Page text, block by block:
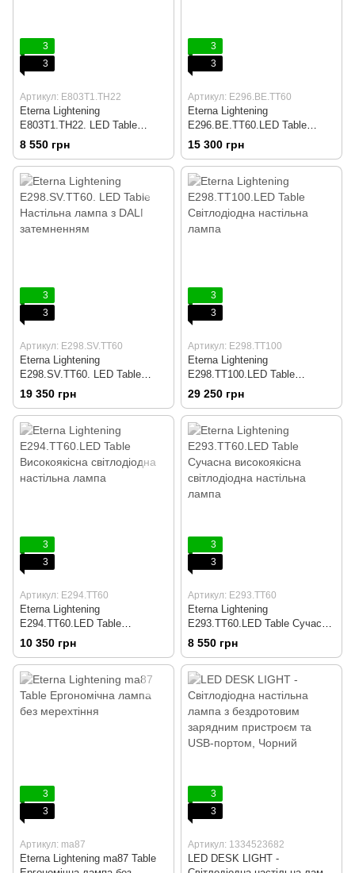
3
3
Артикул: E803T1.TH22
Eterna Lightening
E803T1.TH22. LED Table
Сучасна світлодіодна лампа
8 550 грн
3
3
Артикул: E296.BE.TT60
Eterna Lightening
E296.BE.TT60.LED Table
Настільна світодіодна лампа
15 300 грн
3
3
Артикул: E298.SV.TT60
Eterna Lightening
E298.SV.TT60. LED Table
Настільна лампа з DALI
затемненням
19 350 грн
3
3
Артикул: E298.TT100
Eterna Lightening
E298.TT100.LED Table
Світлодіодна настільна лампа
29 250 грн
3
3
Артикул: E294.TT60
Eterna Lightening
E294.TT60.LED Table
Високоякісна світлодіодна
настільна лампа
10 350 грн
3
3
Артикул: E293.TT60
Eterna Lightening
E293.TT60.LED Table Сучасна
високоякісна світлодіодна
настільна лампа
8 550 грн
3
3
Артикул: ma87
Eterna Lightening ma87 Table
3
3
Артикул: 1334523682
LED DESK LIGHT -